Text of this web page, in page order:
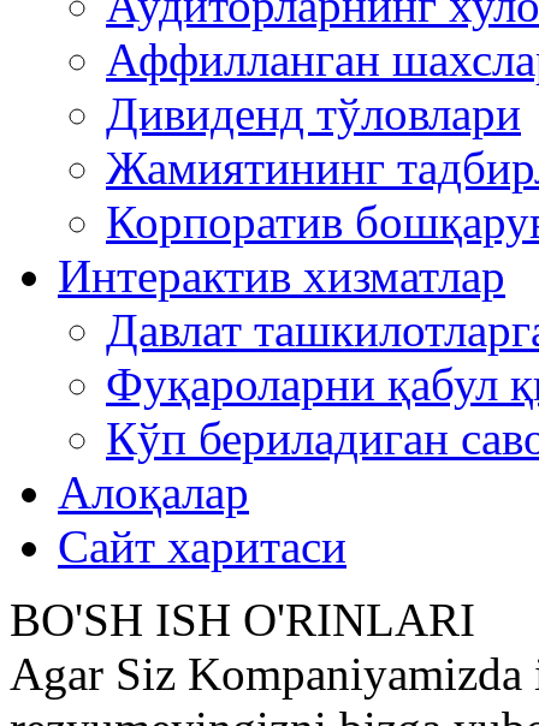
Аффилланган
Дивиденд тўловлари
Жамиятининг
Корпоратив
Интерактив хизматлар
Давлат
Фуқароларни қабул
Кўп бериладиган
Алоқалар
Сайт харитаси
BO'SH ISH O'RINLARI
Agar Siz Kompaniyamizda